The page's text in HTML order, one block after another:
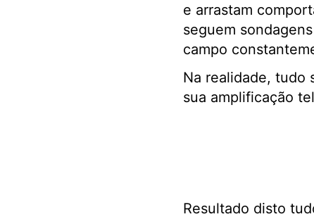
e arrastam
seguem
campo
Na realidade, tudo
sua amplificação
Resultado disto